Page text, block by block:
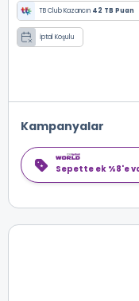
TB Club Kazancın 42 TB Puan
İptal Koşulu
Kampanyalar
Sepette ek %8'e